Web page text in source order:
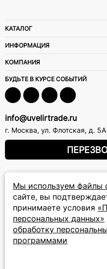
Мы используем файлы
сайте, вы
принимаете условия
персональных данных»
обработку
программами
КАТАЛОГ
ИНФОРМАЦИЯ
КОМПАНИЯ
БУДЬТЕ В КУРСЕ СОБЫТИЙ
info@uvelirtrade.ru
г. Москва, ул. Флотская, д. 5А
8 (800) 777-72-69
прием звонков:
ПОДПИСКА НА РАССЫЛКУ
Подписываясь на рассылку, вы